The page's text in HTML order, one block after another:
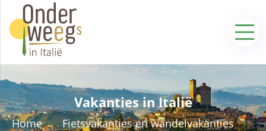
Vakanties in Italië
Home
Fietsvakanties en wandelvakanties